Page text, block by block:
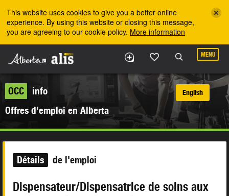
This website uses cookies to give you a better online
experience. By using this website or closing this message,
you are agreeing to our cookie policy. More information
MENU
OCC
info
Offres d’emploi en Alberta
English
Détails de l'emploi
Dispensateur/Dispensatrice de soins aux